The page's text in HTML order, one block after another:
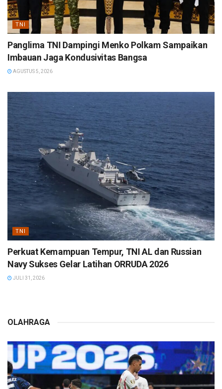
TNI
Panglima TNI Dampingi Menko Polkam Sampaikan
Imbauan Jaga Kondusivitas Bangsa
AGUSTUS 5, 2026
TNI
Perkuat Kemampuan Tempur, TNI AL dan Russian
Navy Sukses Gelar Latihan ORRUDA 2026
JULI 31, 2026
OLAHRAGA